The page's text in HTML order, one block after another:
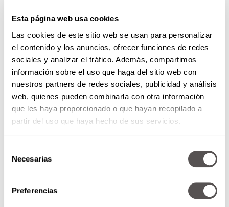
Esta página web usa cookies
Las cookies de este sitio web se usan para personalizar
el contenido y los anuncios, ofrecer funciones de redes
sociales y analizar el tráfico. Además, compartimos
información sobre el uso que haga del sitio web con
nuestros partners de redes sociales, publicidad y análisis
web, quienes pueden combinarla con otra información
que les haya proporcionado o que hayan recopilado a
partir del uso que haya hecho de sus servicios.
Necesarias
Preferencias
“You can have it all but not til
you move it”
Fíjate nada más en la belleza de esta letra, “tú
puedes tener todo, pero no hasta que te
muevas”. Como siempre nos dice la Jefa,
tenemos que ponernos en movimiento para
alcanzar cualquier objetivo, y sí, en ocasiones la
así que súbele el volumen a
On Top Of The World
“I grew strong”